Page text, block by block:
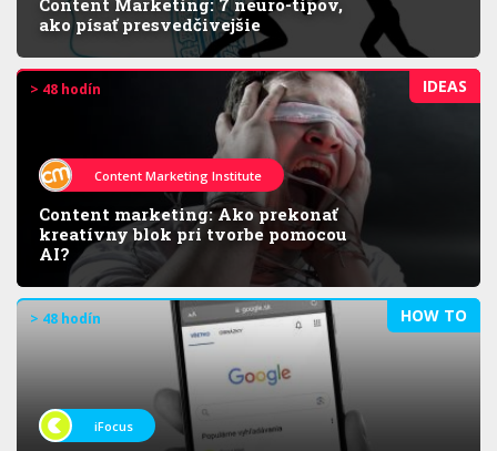
Content Marketing: 7 neuro-tipov,
ako písať presvedčivejšie
IDEAS
> 48 hodín
Content Marketing Institute
Content marketing: Ako prekonať
kreatívny blok pri tvorbe pomocou
AI?
HOW TO
> 48 hodín
iFocus